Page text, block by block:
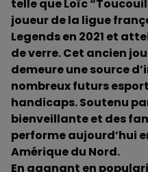
telle que Loïc
joueur de la ligue
Legends en 2021 et
de verre. Cet ancien
demeure une source
nombreux futurs
handicaps. Soutenu
bienveillante et des
performe aujourd’hui
Amérique du Nord.
En gagnant en